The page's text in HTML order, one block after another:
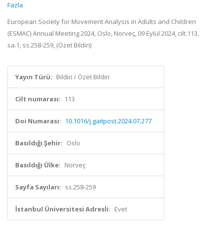
Fazla
European Society for Movement Analysis in Adults and Children
(ESMAC) Annual Meeting 2024, Oslo, Norveç, 09 Eylül 2024, cilt.113,
sa.1, ss.258-259, (Özet Bildiri)
Yayın Türü: Bildiri / Özet Bildiri
Cilt numarası: 113
Doi Numarası: 10.1016/j.gaitpost.2024.07.277
Basıldığı Şehir: Oslo
Basıldığı Ülke: Norveç
Sayfa Sayıları: ss.258-259
İstanbul Üniversitesi Adresli: Evet